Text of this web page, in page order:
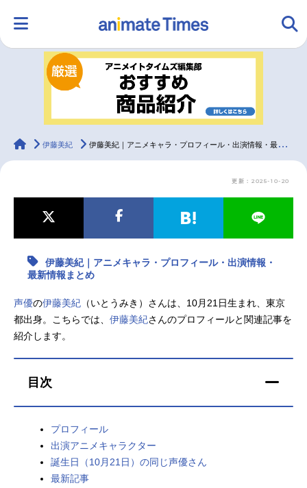
ランキング アニメ
ラジオ みんなの声 グッズ
最新記事一覧
アニメ記事一覧 声優記事一覧
アニメ映画一覧
今期アニメ曜日別一覧
春アニメ
男性声優/女性声優一覧
animateTimes
伊藤美紀 伊藤美紀｜アニメキャラ・プロフィール・出演情報・最新情報まとめ
更新：2025-10-20
伊藤美紀｜アニメキャラ・プロフィール・出演情報・
最新情報まとめ
声優の伊藤美紀 （いとうみき）さんは、10月21日生まれ、東京
都出身。こちらでは、 伊藤美紀さんのプロフィールと関連記事を
紹介します。
目次
プロフィール
出演アニメキャラクター
誕生日（10月21日）の同じ声優さん
最新記事